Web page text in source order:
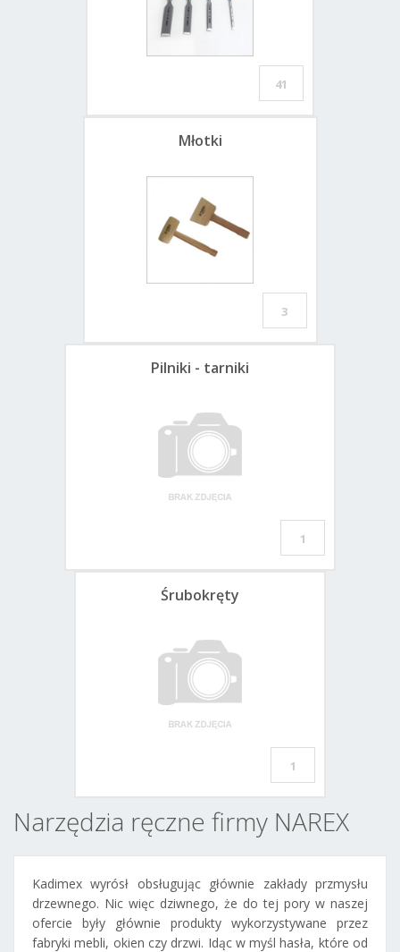
41
Młotki
3
Pilniki - tarniki
1
Śrubokręty
1
Narzędzia ręczne firmy NAREX
Kadimex wyrósł obsługując głównie zakłady przmysłu
drzewnego. Nic więc dziwnego, że do tej pory w naszej
ofercie były głównie produkty wykorzystywane przez
fabryki mebli, okien czy drzwi. Idąc w myśl hasła, które od